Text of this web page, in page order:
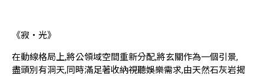
《寂‧光》
在動線格局上,將公領域空間重新分配,將玄關作為一個引景,
盡頭別有洞天,同時滿足著收納視聽娛樂需求,由天然石灰岩揭